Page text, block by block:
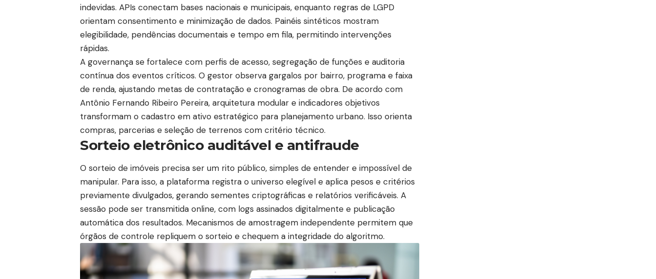
indevidas. APIs conectam bases nacionais e municipais, enquanto regras de LGPD
orientam consentimento e minimização de dados. Painéis sintéticos mostram
elegibilidade, pendências documentais e tempo em fila, permitindo intervenções
rápidas.
A governança se fortalece com perfis de acesso, segregação de funções e auditoria
contínua dos eventos críticos. O gestor observa gargalos por bairro, programa e faixa
de renda, ajustando metas de contratação e cronogramas de obra. De acordo com
Antônio Fernando Ribeiro Pereira, arquitetura modular e indicadores objetivos
transformam o cadastro em ativo estratégico para planejamento urbano. Isso orienta
compras, parcerias e seleção de terrenos com critério técnico.
Sorteio eletrônico auditável e antifraude
O sorteio de imóveis precisa ser um rito público, simples de entender e impossível de
manipular. Para isso, a plataforma registra o universo elegível e aplica pesos e critérios
previamente divulgados, gerando sementes criptográficas e relatórios verificáveis. A
sessão pode ser transmitida online, com logs assinados digitalmente e publicação
automática dos resultados. Mecanismos de amostragem independente permitem que
órgãos de controle repliquem o sorteio e chequem a integridade do algoritmo.